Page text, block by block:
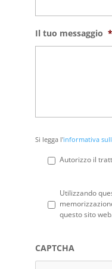
Il tuo messaggio *
Si
legga
l'informativa
Si legga l'informativa
Autorizzo il
Privacy *
Utilizzando
questo sito
CAPTCHA